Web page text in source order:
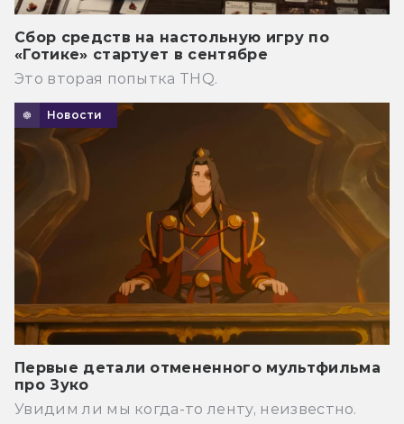
Сбор средств на настольную игру по
«Готике» стартует в сентябре
Это вторая попытка THQ.
Новости
Первые детали отмененного мультфильма
про Зуко
Увидим ли мы когда-то ленту, неизвестно.